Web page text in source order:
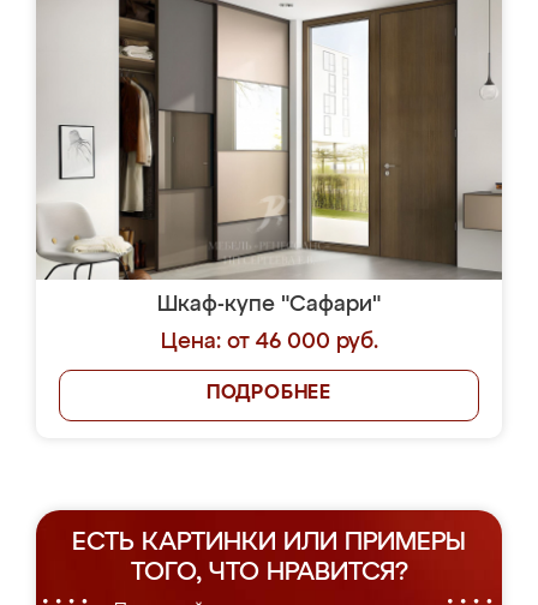
Шкаф-купе "Сафари"
Цена: от 46 000 руб.
ПОДРОБНЕЕ
ЕСТЬ КАРТИНКИ ИЛИ ПРИМЕРЫ
ТОГО, ЧТО НРАВИТСЯ?